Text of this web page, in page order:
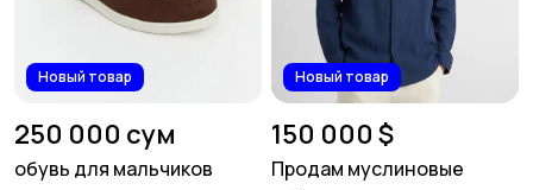
Новый товар
250 000 сум
обувь для мальчиков
Новый товар
150 000 $
Продам муслиновые